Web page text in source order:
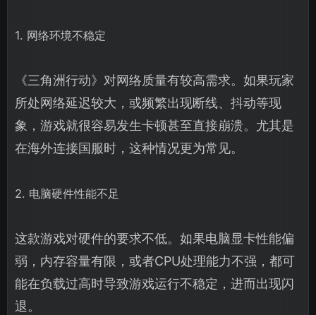
1. 网络环境不稳定
《三角洲行动》对网络质量有较高需求。如果玩家
所处网络延迟较大，或频繁出现断线、抖动等现
象，游戏就很容易发生卡顿甚至直接崩溃。尤其是
在海外连接国服时，这种情况更为常见。
2. 电脑硬件性能不足
这款游戏对硬件的要求不低。如果电脑显卡性能偏
弱，内存容量有限，或者CPU处理能力不强，都可
能在负载过高时导致游戏运行不稳定，进而出现闪
退。